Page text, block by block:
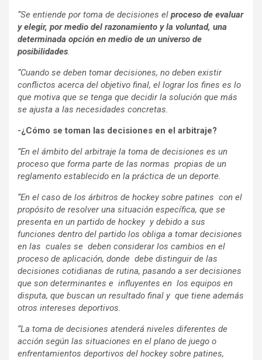
“Se entiende por toma de decisiones el proceso de evaluar
y elegir, por medio del razonamiento y la voluntad, una
determinada opción en medio de un universo de
posibilidades.
“Cuando se deben tomar decisiones, no deben existir
conflictos acerca del objetivo final, el lograr los fines es lo
que motiva que se tenga que decidir la solución que más
se ajusta a las necesidades concretas.
-¿Cómo se toman las decisiones en el arbitraje?
”En el ámbito del arbitraje la toma de decisiones es un
proceso que forma parte de las normas propias de un
reglamento establecido en la práctica de un deporte.
“En el caso de los árbitros de hockey sobre patines con el
propósito de resolver una situación específica, que se
presenta en un partido de hockey y debido a sus
funciones dentro del partido los obliga a tomar decisiones
en las cuales se deben considerar los cambios en el
proceso de aplicación, donde debe distinguir de las
decisiones cotidianas de rutina, pasando a ser decisiones
que son determinantes e influyentes en los equipos en
disputa, que buscan un resultado final y que tiene además
otros intereses deportivos.
“La toma de decisiones atenderá niveles diferentes de
acción según las situaciones en el plano de juego o
enfrentamientos deportivos del hockey sobre patines,